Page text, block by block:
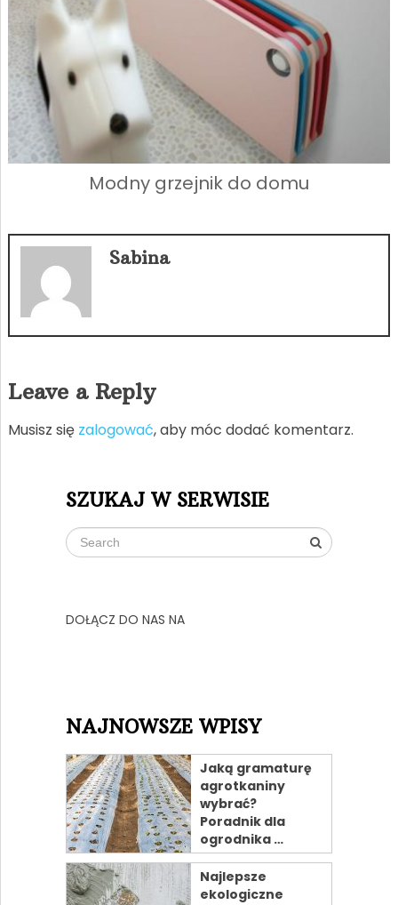
Modny grzejnik do domu
Sabina
Leave a Reply
Musisz się zalogować, aby móc dodać komentarz.
SZUKAJ W SERWISIE
DOŁĄCZ DO NAS NA
NAJNOWSZE WPISY
Jaką gramaturę
agrotkaniny
wybrać?
Poradnik dla
ogrodnika …
Najlepsze
ekologiczne